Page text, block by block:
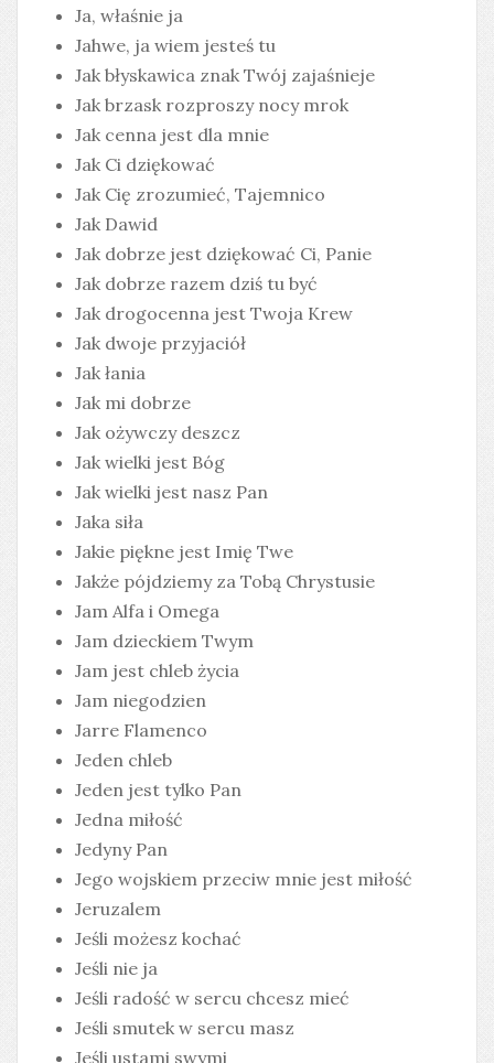
Ja, właśnie ja
Jahwe, ja wiem jesteś tu
Jak błyskawica znak Twój zajaśnieje
Jak brzask rozproszy nocy mrok
Jak cenna jest dla mnie
Jak Ci dziękować
Jak Cię zrozumieć, Tajemnico
Jak Dawid
Jak dobrze jest dziękować Ci, Panie
Jak dobrze razem dziś tu być
Jak drogocenna jest Twoja Krew
Jak dwoje przyjaciół
Jak łania
Jak mi dobrze
Jak ożywczy deszcz
Jak wielki jest Bóg
Jak wielki jest nasz Pan
Jaka siła
Jakie piękne jest Imię Twe
Jakże pójdziemy za Tobą Chrystusie
Jam Alfa i Omega
Jam dzieckiem Twym
Jam jest chleb życia
Jam niegodzien
Jarre Flamenco
Jeden chleb
Jeden jest tylko Pan
Jedna miłość
Jedyny Pan
Jego wojskiem przeciw mnie jest miłość
Jeruzalem
Jeśli możesz kochać
Jeśli nie ja
Jeśli radość w sercu chcesz mieć
Jeśli smutek w sercu masz
Jeśli ustami swymi